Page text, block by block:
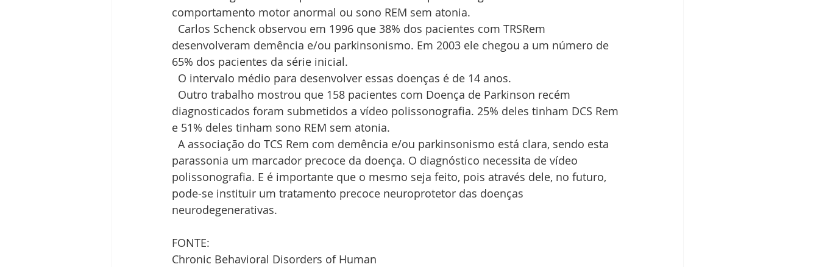
comportamento motor anormal ou sono REM sem atonia.
desenvolveram demência e/ou parkinsonismo. Em 2003 ele chegou a um número de
65% dos pacientes da série inicial.
  O intervalo médio para desenvolver essas doenças é de 14 anos.
diagnosticados foram submetidos a vídeo polissonografia. 25% deles tinham DCS Rem
e 51% deles tinham sono REM sem atonia.
parassonia um marcador precoce da doença. O diagnóstico necessita de vídeo
polissonografia. E é importante que o mesmo seja feito, pois através dele, no futuro,
pode-se instituir um tratamento precoce neuroprotetor das doenças
neurodegenerativas.
FONTE:
Chronic Behavioral Disorders of Human